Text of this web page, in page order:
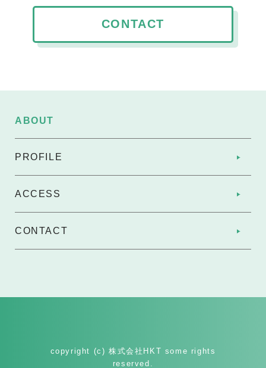
CONTACT
ABOUT
PROFILE
ACCESS
CONTACT
copyright (c) 株式会社HKT some rights
reserved.